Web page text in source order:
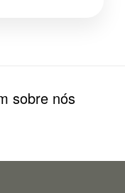
sobre nós